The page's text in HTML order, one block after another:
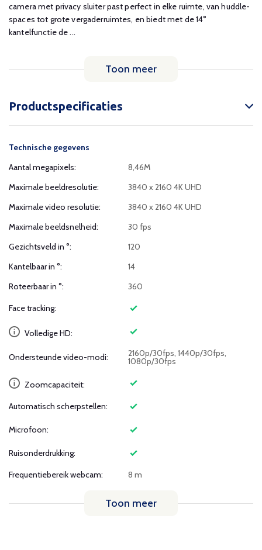
camera met privacy sluiter past perfect in elke ruimte, van huddle-
spaces tot grote vergaderruimtes, en biedt met de 14°
kantelfunctie de ...
Toon meer
Productspecificaties
Technische gegevens
Aantal megapixels:
8,46M
Maximale beeldresolutie:
3840 x 2160 4K UHD
Maximale video resolutie:
3840 x 2160 4K UHD
Maximale beeldsnelheid:
30 fps
Gezichtsveld in °:
120
Kantelbaar in °:
14
Roteerbaar in °:
360
Face tracking:
Volledige HD:
Ondersteunde video-modi: 2160p/30fps, 1440p/30fps,
1080p/30fps
Zoomcapaciteit:
Automatisch scherpstellen:
Microfoon:
Ruisonderdrukking:
Frequentiebereik webcam: 8 m
Toon meer